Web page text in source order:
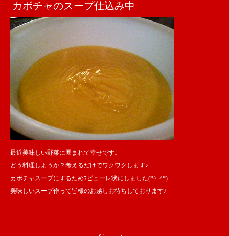
カボチャのスープ仕込み中
最近美味しい野菜に囲まれて幸せです。
どう料理しようか？考えるだけでワクワクします♪
カボチャスープにするためﾌピューレ状にしました(*^_^*)
美味しいスープ作って皆様のお越しお待ちしております♪